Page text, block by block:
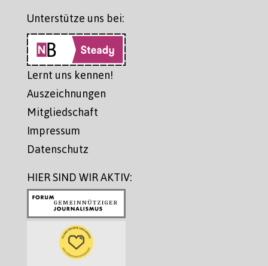
Unterstütze uns bei:
Lernt uns kennen!
Auszeichnungen
Mitgliedschaft
Impressum
Datenschutz
HIER SIND WIR AKTIV: